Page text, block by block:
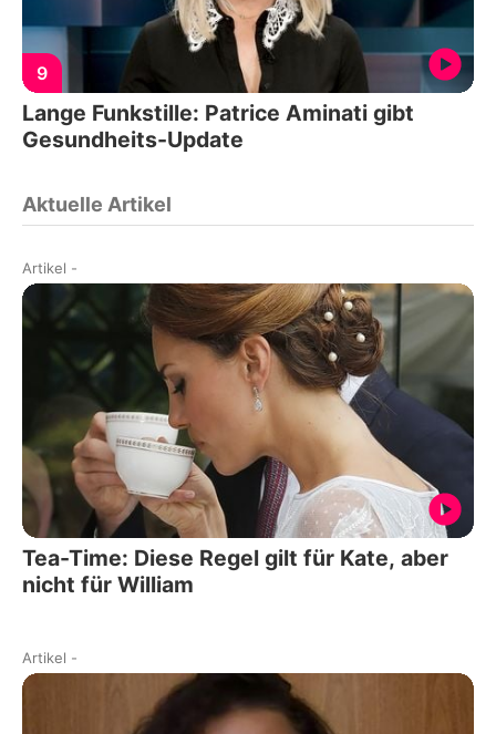
9
Lange Funkstille: Patrice Aminati gibt
Gesundheits-Update
Aktuelle Artikel
Artikel -
Tea-Time: Diese Regel gilt für Kate, aber
nicht für William
Artikel -